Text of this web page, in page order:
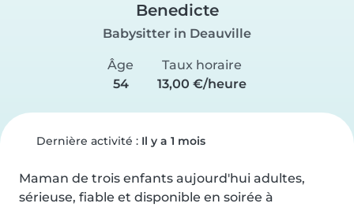
Benedicte
Babysitter in Deauville
Âge
54
Taux horaire
13,00 €/heure
Dernière activité : Il y a 1 mois
Maman de trois enfants aujourd'hui adultes,
sérieuse, fiable et disponible en soirée à